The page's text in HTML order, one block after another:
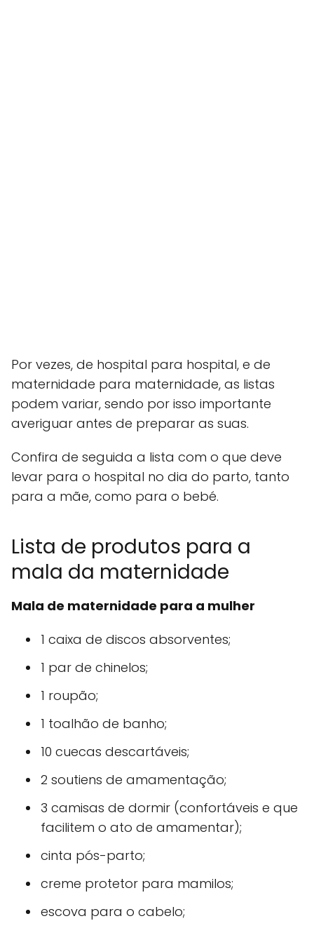
Por vezes, de hospital para hospital, e de
maternidade para maternidade, as listas
podem variar, sendo por isso importante
averiguar antes de preparar as suas.
Confira de seguida a lista com o que deve
levar para o hospital no dia do parto, tanto
para a mãe, como para o bebé.
Lista de produtos para a
mala da maternidade
Mala de maternidade para a mulher
1 caixa de discos absorventes;
1 par de chinelos;
1 roupão;
1 toalhão de banho;
10 cuecas descartáveis;
2 soutiens de amamentação;
3 camisas de dormir (confortáveis e que
facilitem o ato de amamentar);
cinta pós-parto;
creme protetor para mamilos;
escova para o cabelo;